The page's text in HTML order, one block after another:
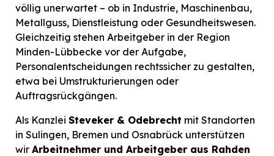
völlig unerwartet – ob in Industrie, Maschinenbau,
Metallguss, Dienstleistung oder Gesundheitswesen.
Gleichzeitig stehen Arbeitgeber in der Region
Minden-Lübbecke vor der Aufgabe,
Personalentscheidungen rechtssicher zu gestalten,
etwa bei Umstrukturierungen oder
Auftragsrückgängen.
Als Kanzlei Steveker & Odebrecht mit Standorten
in Sulingen, Bremen und Osnabrück unterstützen
wir Arbeitnehmer und Arbeitgeber aus Rahden